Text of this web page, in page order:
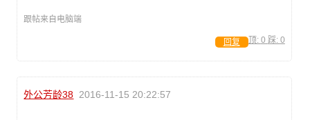
跟帖来自电脑端
顶: 0 踩: 0
回复
外公芳龄38 2016-11-15 20:22:57